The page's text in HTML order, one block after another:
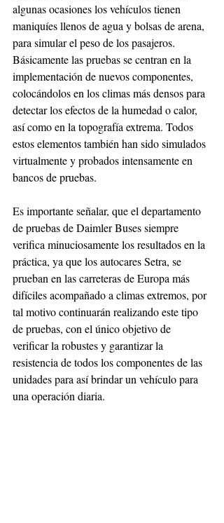
algunas ocasiones los vehículos tienen
maniquíes llenos de agua y bolsas de arena,
para simular el peso de los pasajeros.
Básicamente las pruebas se centran en la
implementación de nuevos componentes,
colocándolos en los climas más densos para
detectar los efectos de la humedad o calor,
así como en la topografía extrema. Todos
estos elementos también han sido simulados
virtualmente y probados intensamente en
bancos de pruebas.
Es importante señalar, que el departamento
de pruebas de Daimler Buses siempre
verifica minuciosamente los resultados en la
práctica, ya que los autocares Setra, se
prueban en las carreteras de Europa más
difíciles acompañado a climas extremos, por
tal motivo continuarán realizando este tipo
de pruebas, con el único objetivo de
verificar la robustes y garantizar la
resistencia de todos los componentes de las
unidades para así brindar un vehículo para
una operación diaria.